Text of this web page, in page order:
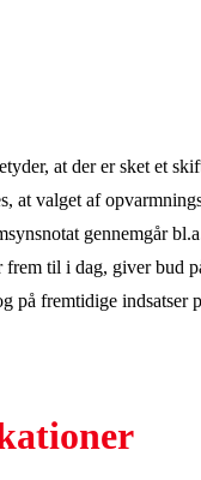
at der er sket et
at valget af
gennemgår
frem til i dag, giver bud
på fremtidige indsatser